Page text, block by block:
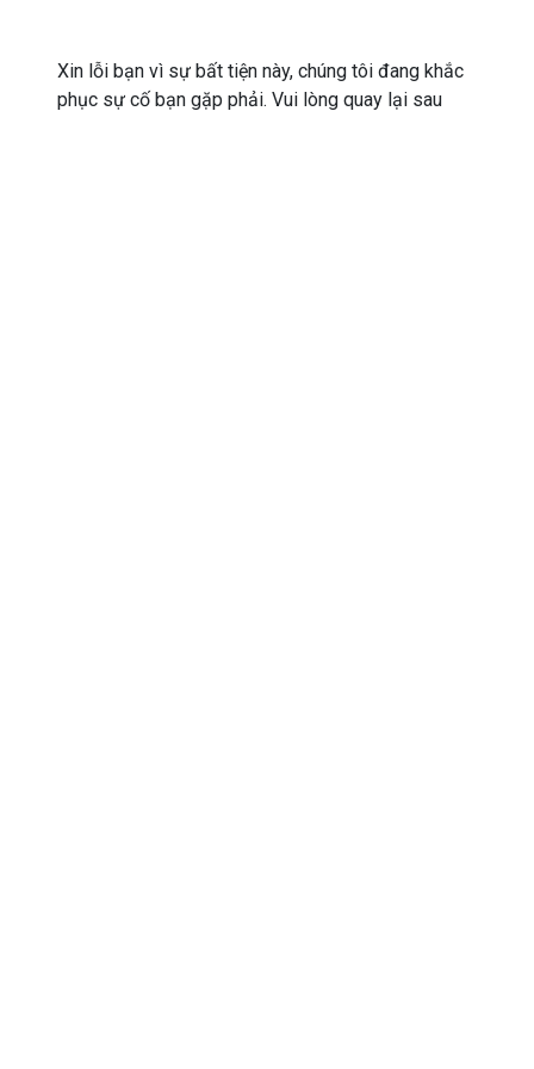
Xin lỗi bạn vì sự bất tiện này, chúng tôi đang khắc
phục sự cố bạn gặp phải. Vui lòng quay lại sau